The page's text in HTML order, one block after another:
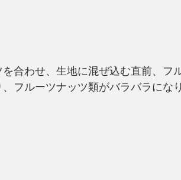
合わせ、生地に混ぜ込む直前、フ
フルーツナッツ類がバラバラにな